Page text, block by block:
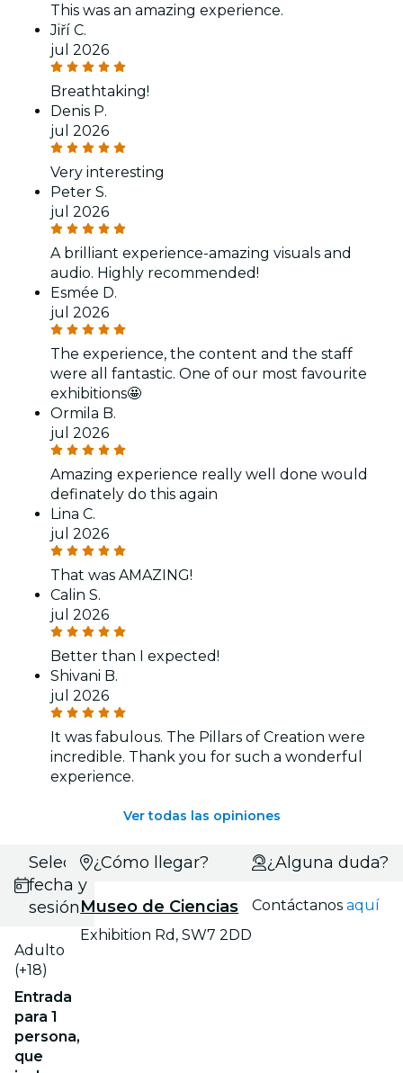
This was an amazing experience.
Jiří C.
jul 2026
Breathtaking!
Denis P.
jul 2026
Very interesting
Peter S.
jul 2026
A brilliant experience-amazing visuals and
audio. Highly recommended!
Esmée D.
jul 2026
The experience, the content and the staff
were all fantastic. One of our most favourite
exhibitions🤩
Ormila B.
jul 2026
Amazing experience really well done would
definately do this again
Lina C.
jul 2026
That was AMAZING!
Calin S.
jul 2026
Better than I expected!
Shivani B.
jul 2026
It was fabulous. The Pillars of Creation were
incredible. Thank you for such a wonderful
experience.
Ver todas las opiniones
Selecciona
fecha y
sesión
Adulto
(+18)
Entrada
para 1
persona,
que
¿Cómo llegar?
Museo de Ciencias
Exhibition Rd, SW7 2DD
¿Alguna duda?
Contáctanosaquí